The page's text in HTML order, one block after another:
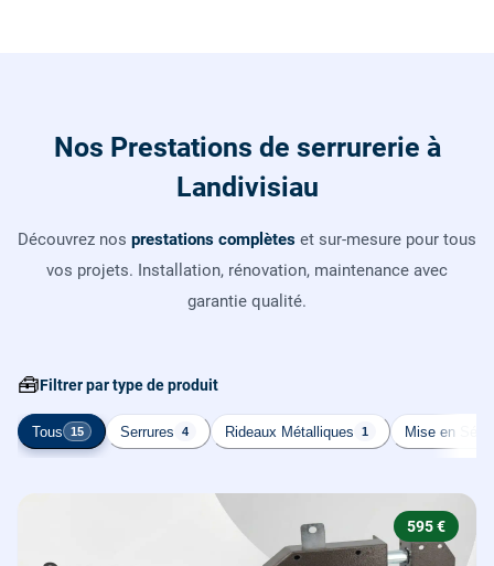
Nos Prestations de serrurerie à
Landivisiau
Découvrez nos prestations complètes et sur-mesure pour tous
vos projets. Installation, rénovation, maintenance avec
garantie qualité.
🧰Filtrer par type de produit
Tous 15 Serrures 4 Rideaux Métalliques 1 Mise en
595 €